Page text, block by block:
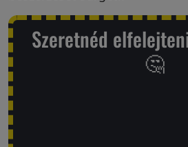
Szállítás,
szerviz
Visszaküldési
politika
Szeretnéd
🤔